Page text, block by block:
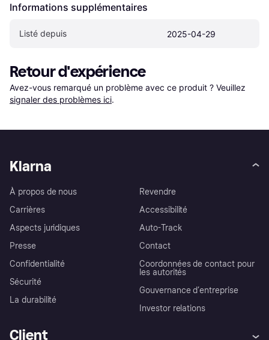
Informations supplémentaires
Listé depuis 2025-04-29
Retour d'expérience
Avez-vous remarqué un problème avec ce produit ? Veuillez
signaler des problèmes ici.
Klarna
À propos de nous
Carrières
Aspects juridiques
Presse
Confidentialité
Sécurité
La durabilité
Revendre
Accessibilité
Auto-Track
Contact
Coordonnées de contact pour
les autorités
Gouvernance d’entreprise
Investor relations
Client